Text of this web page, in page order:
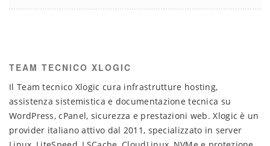
TEAM TECNICO XLOGIC
Il Team tecnico Xlogic cura infrastrutture hosting,
assistenza sistemistica e documentazione tecnica su
WordPress, cPanel, sicurezza e prestazioni web. Xlogic è un
provider italiano attivo dal 2011, specializzato in server